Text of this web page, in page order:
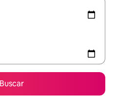
Buscar